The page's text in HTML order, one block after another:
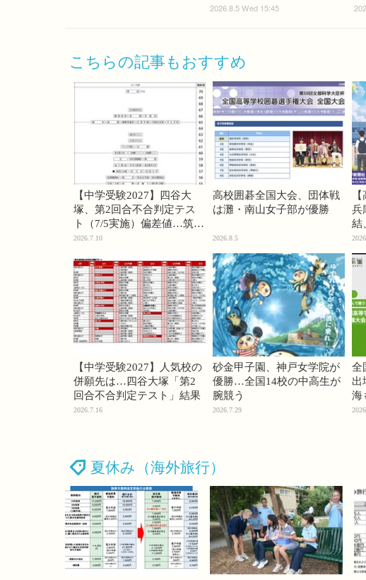
2026.8.5 Wed 15:45
こちらの記事もおすすめ
【中学受験2027】四谷大
塚、第2回合不合判定テス
ト（7/5実施）偏差値…筑駒
74・桜蔭70＜PR＞
2026.7.10
高校囲碁全国大会、団体戦
は灘・南山女子部が優勝
2026.8.5
兵
結
【中学受験2027】人気校の
併願先は…四谷大塚「第2
回合不合判定テスト」結果
2026.7.16
砂金甲子園、神戸女学院が
優勝…全国14校の中高生が
腕競う
2026.7.29
全
出
海
夏休み（海外旅行）